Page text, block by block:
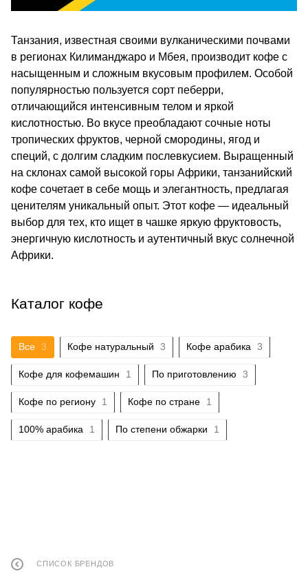
Танзания, известная своими вулканическими почвами
в регионах Килиманджаро и Мбея, производит кофе с
насыщенным и сложным вкусовым профилем. Особой
популярностью пользуется сорт пеберри,
отличающийся интенсивным телом и яркой
кислотностью. Во вкусе преобладают сочные ноты
тропических фруктов, черной смородины, ягод и
специй, с долгим сладким послевкусием. Выращенный
на склонах самой высокой горы Африки, танзанийский
кофе сочетает в себе мощь и элегантность, предлагая
ценителям уникальный опыт. Этот кофе — идеальный
выбор для тех, кто ищет в чашке яркую фруктовость,
энергичную кислотность и аутентичный вкус солнечной
Африки.
Каталог кофе
Все 3 Кофе натуральный 3 Кофе арабика 3
Кофе для кофемашин 1 По приготовлению 3
Кофе по региону 1 Кофе по стране 1
100% арабика 1 По степени обжарки 1
СПИСОК БРЕНДОВ